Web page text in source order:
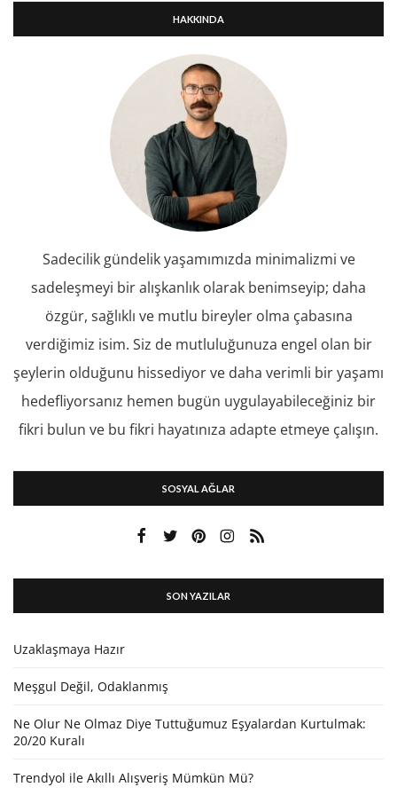
HAKKINDA
Sadecilik gündelik yaşamımızda minimalizmi ve
sadeleşmeyi bir alışkanlık olarak benimseyip; daha
özgür, sağlıklı ve mutlu bireyler olma çabasına
verdiğimiz isim. Siz de mutluluğunuza engel olan bir
şeylerin olduğunu hissediyor ve daha verimli bir yaşamı
hedefliyorsanız hemen bugün uygulayabileceğiniz bir
fikri bulun ve bu fikri hayatınıza adapte etmeye çalışın.
SOSYAL AĞLAR
SON YAZILAR
Uzaklaşmaya Hazır
Meşgul Değil, Odaklanmış
Ne Olur Ne Olmaz Diye Tuttuğumuz Eşyalardan Kurtulmak:
20/20 Kuralı
Trendyol ile Akıllı Alışveriş Mümkün Mü?